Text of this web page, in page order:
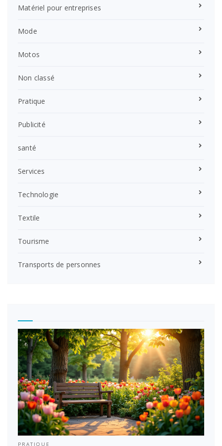
Matériel pour entreprises
Mode
Motos
Non classé
Pratique
Publicité
santé
Services
Technologie
Textile
Tourisme
Transports de personnes
PRATIQUE